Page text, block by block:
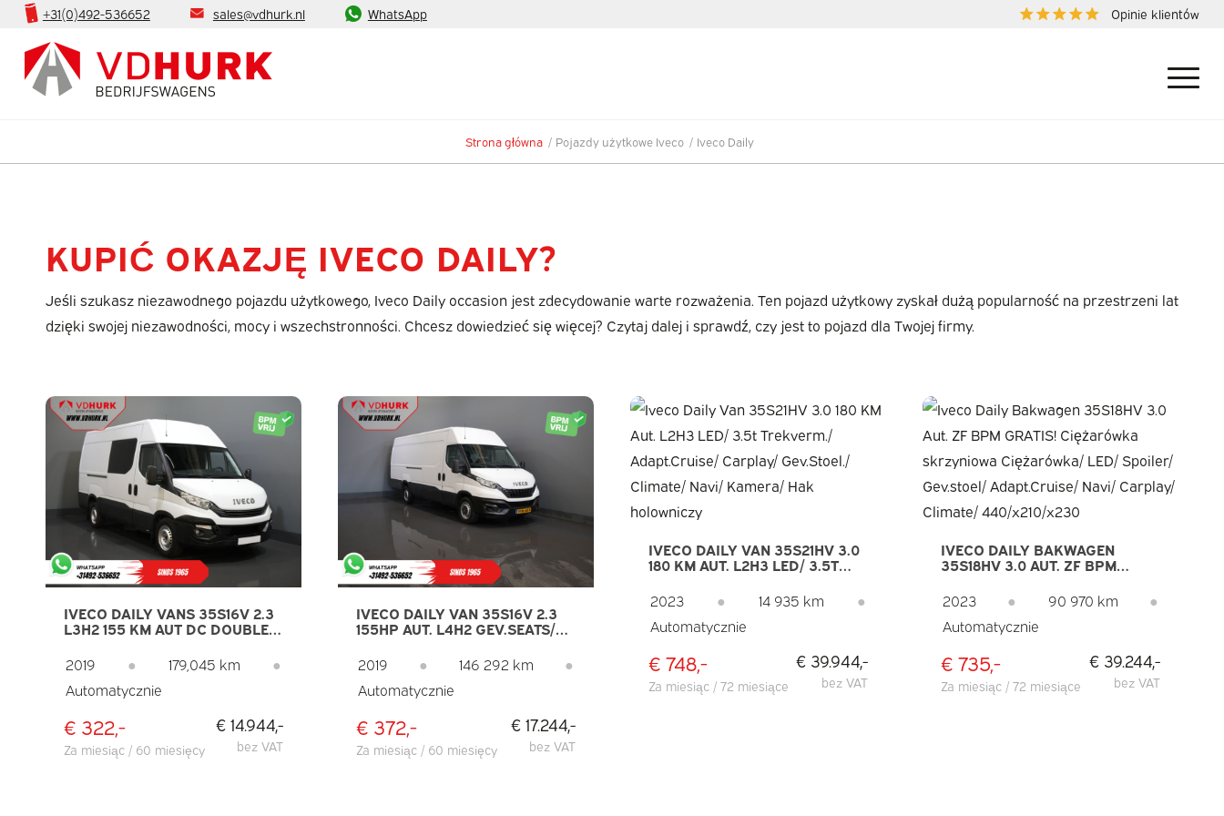
Opinie klientów
+31(0)492-536652 sales@vdhurk.nl WhatsApp
Strona główna / Pojazdy użytkowe Iveco / Iveco Daily
KUPIĆ OKAZJĘ IVECO DAILY?
Jeśli szukasz niezawodnego pojazdu użytkowego, Iveco Daily occasion jest zdecydowanie warte rozważenia. Ten pojazd użytkowy zyskał dużą popularność na przestrzeni lat
dzięki swojej niezawodności, mocy i wszechstronności. Chcesz dowiedzieć się więcej? Czytaj dalej i sprawdź, czy jest to pojazd dla Twojej firmy.
IVECO DAILY VANS 35S16V 2.3
L3H2 155 KM AUT DC DOUBLE
HOLOWANIE/ KLIMATYZACJA/
REJS/ KAMERA/ HAK
HOLOWNICZY
2019 ● 179,045 km
●
Automatycznie
€ 322,-
Za miesiąc / 60 miesięcy
€ 14.944,-
bez VAT
IVECO DAILY VAN 35S16V 2.3
155HP AUT. L4H2 GEV.SEATS/
270GR.DEUREN/ CARPLAY/
CAMERA/ CLIMATE/ CRUISE
2019 ● 146 292 km
●
Automatycznie
€ 372,-
Za miesiąc / 60 miesięcy
€ 17.244,-
bez VAT
IVECO DAILY VAN 35S21HV 3.0
180 KM AUT. L2H3 LED/ 3.5T
TREKVERM./ ADAPT.CRUISE/
CARPLAY/ GEV.STOEL./
CLIMATE/ NAVI/ KAMERA/ HAK
HOLOWNICZY
2023 ● 14 935 km
●
Automatycznie
€ 748,-
Za miesiąc / 72 miesiące
€ 39.944,-
bez VAT
IVECO DAILY BAKWAGEN
35S18HV 3.0 AUT. ZF BPM
SKRZYNIOWA CIĘŻARÓWKA/
LED/ SPOILER/ GEV.STOEL/
ADAPT.CRUISE/ NAVI/
CARPLAY/ CLIMATE/
440/X210/X230
2023 ● 90 970 km
●
Automatycznie
€ 735,-
Za miesiąc / 72 miesiące
€ 39.244,-
bez VAT